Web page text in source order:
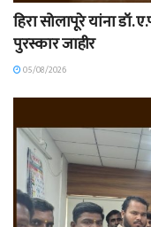
हिरा सोलापूरे यांना
पुरस्कार जाहीर
05/08/2026